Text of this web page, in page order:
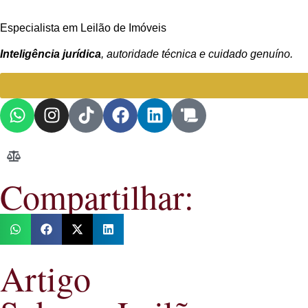
Especialista em Leilão de Imóveis
Inteligência jurídica, autoridade técnica e cuidado genuíno.
Compartilhar:
Artigo